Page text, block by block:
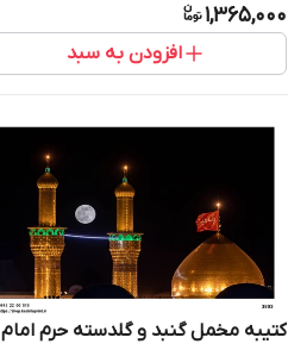
1,365,000
افزودن به سبد
کتیبه مخمل گنبد و گلدسته حرم امام